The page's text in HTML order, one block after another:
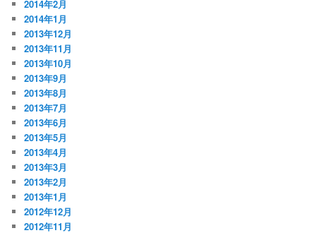
2014年2月
2014年1月
2013年12月
2013年11月
2013年10月
2013年9月
2013年8月
2013年7月
2013年6月
2013年5月
2013年4月
2013年3月
2013年2月
2013年1月
2012年12月
2012年11月